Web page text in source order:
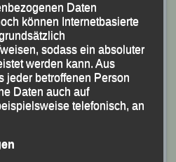
und Organisator
Daten
können Internetbasierte
sodass ein absoluter
werden kann. Aus
jeder betroffenen Person
Daten auch auf
telefonisch, an